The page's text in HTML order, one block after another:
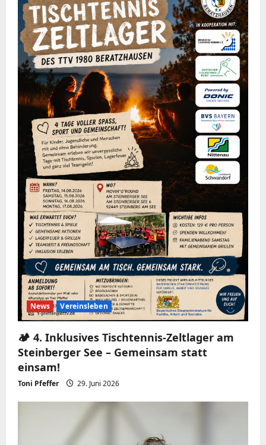
News Vereinsleben
🏕️ 4. Inklusives Tischtennis-Zeltlager am
Steinberger See – Gemeinsam statt
einsam!
Toni Pfeffer 29. Juni 2026